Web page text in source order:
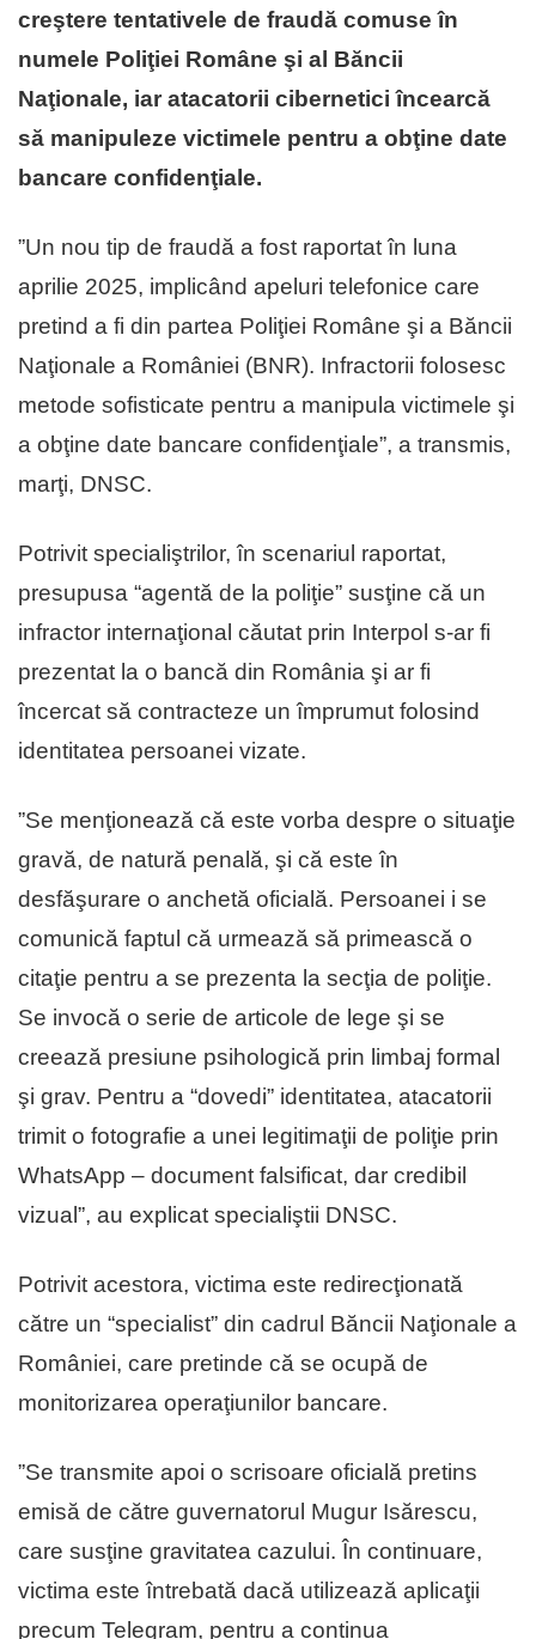
creştere tentativele de fraudă comuse în
numele Poliţiei Române şi al Băncii
Naţionale, iar atacatorii cibernetici încearcă
să manipuleze victimele pentru a obţine date
bancare confidenţiale.
”Un nou tip de fraudă a fost raportat în luna
aprilie 2025, implicând apeluri telefonice care
pretind a fi din partea Poliţiei Române şi a Băncii
Naţionale a României (BNR). Infractorii folosesc
metode sofisticate pentru a manipula victimele şi
a obţine date bancare confidenţiale”, a transmis,
marţi, DNSC.
Potrivit specialiştrilor, în scenariul raportat,
presupusa “agentă de la poliţie” susţine că un
infractor internaţional căutat prin Interpol s-ar fi
prezentat la o bancă din România şi ar fi
încercat să contracteze un împrumut folosind
identitatea persoanei vizate.
”Se menţionează că este vorba despre o situaţie
gravă, de natură penală, şi că este în
desfăşurare o anchetă oficială. Persoanei i se
comunică faptul că urmează să primească o
citaţie pentru a se prezenta la secţia de poliţie.
Se invocă o serie de articole de lege şi se
creează presiune psihologică prin limbaj formal
şi grav. Pentru a “dovedi” identitatea, atacatorii
trimit o fotografie a unei legitimaţii de poliţie prin
WhatsApp – document falsificat, dar credibil
vizual”, au explicat specialiştii DNSC.
Potrivit acestora, victima este redirecţionată
către un “specialist” din cadrul Băncii Naţionale a
României, care pretinde că se ocupă de
monitorizarea operaţiunilor bancare.
”Se transmite apoi o scrisoare oficială pretins
emisă de către guvernatorul Mugur Isărescu,
care susţine gravitatea cazului. În continuare,
victima este întrebată dacă utilizează aplicaţii
precum Telegram, pentru a continua